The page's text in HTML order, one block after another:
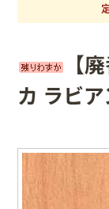
【
カ ラビ